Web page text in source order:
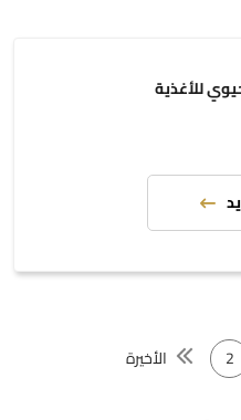
للأغذية
2 الأخيرة